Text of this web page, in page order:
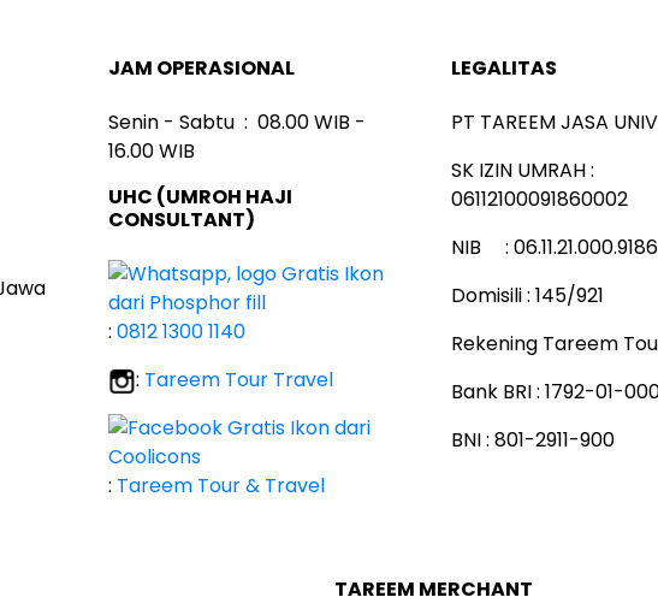
JAM OPERASIONAL
Senin - Sabtu : 08.00 WIB -
16.00 WIB
UHC (UMROH HAJI
CONSULTANT)
: 0812 1300 1140
: Tareem Tour Travel
: Tareem Tour & Travel
LEGALITAS
PT TAREEM JASA
SK IZIN UMRAH :
06112100091860002
NIB : 06.11.21.000.9186
Domisili : 145/921
Rekening Tareem
Bank BRI : 1792-01-
BNI : 801-2911-900
TAREEM MERCHANT